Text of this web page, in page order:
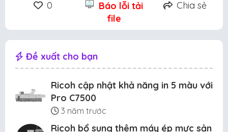
0
Báo lỗi tải
file
Chia sẻ
Đề xuất cho bạn
Ricoh cập nhật khả năng in 5 màu với
Pro C7500
3 năm trước
Ricoh bổ sung thêm máy ép mực sản